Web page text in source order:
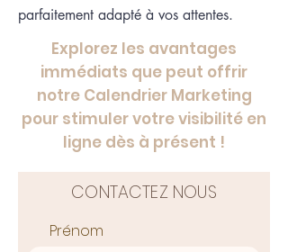
parfaitement adapté à vos attentes.
Explorez les avantages
immédiats que peut offrir
notre Calendrier Marketing
pour stimuler votre visibilité en
ligne dès à présent !
CONTACTEZ NOUS
Prénom